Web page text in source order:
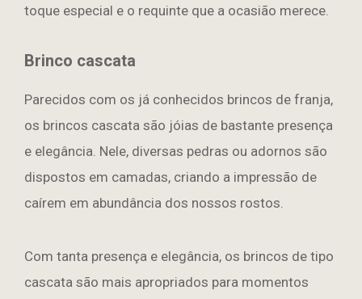
toque especial e o requinte que a ocasião merece.
Brinco cascata
Parecidos com os já conhecidos brincos de franja,
os brincos cascata são jóias de bastante presença
e elegância. Nele, diversas pedras ou adornos são
dispostos em camadas, criando a impressão de
caírem em abundância dos nossos rostos.
Com tanta presença e elegância, os brincos de tipo
cascata são mais apropriados para momentos